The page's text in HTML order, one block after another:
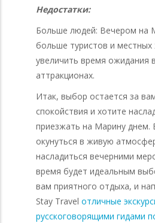
Недостатки:
Больше людей: Вечером на
больше туристов и
увеличить время ожидания
аттракционах.
Итак, выбор остается за
спокойствия и хотите
приезжать на Марину днем.
окунуться в живую
насладиться вечерними
время будет идеальным
вам приятного отдыха, и
Stay Travel отличные
русскоговорящими гидами